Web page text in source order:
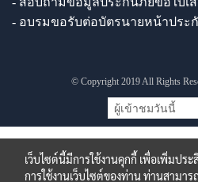
- อบรมขอรับต่อบัตรนายหน้าประ
© Copyright 2019 All Rights
ผู้เข้าชมวันนี้
เว็บไซต์นี้มีการใช้งานคุกกี้ เพื่อเพิ่มป
การใช้งานเว็บไซต์ของท่าน ท่านสามา